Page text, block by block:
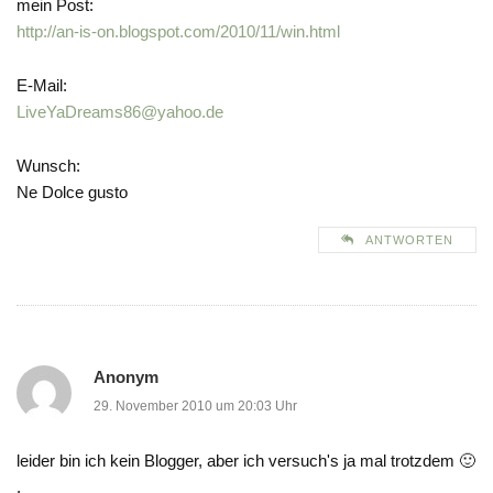
mein Post:
http://an-is-on.blogspot.com/2010/11/win.html
E-Mail:
LiveYaDreams86@yahoo.de
Wunsch:
Ne Dolce gusto
ANTWORTEN
Anonym
29. November 2010 um 20:03 Uhr
leider bin ich kein Blogger, aber ich versuch's ja mal trotzdem 🙂
.